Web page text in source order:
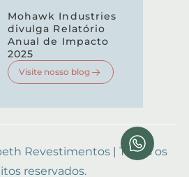
Mohawk Industries
divulga Relatório
Anual de Impacto
2025
Visite nosso blog
Revestimentos | Todos os
reservados.